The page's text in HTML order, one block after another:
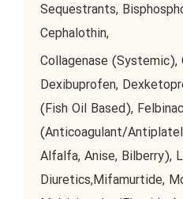
Sequestrants,
Cephalothin,
Collagenase
Dexibuprofen,
(Fish Oil Based),
(Anticoagulant/
Alfalfa, Anise, Bilberry),
Diuretics,Mifamurtide,